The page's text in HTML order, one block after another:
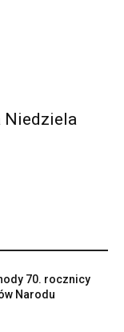
Niedziela
70. rocznicy
Narodu